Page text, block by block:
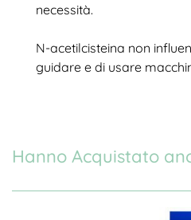
necessità.
N-acetilcisteina non
guidare e di usare
Hanno Acquistato